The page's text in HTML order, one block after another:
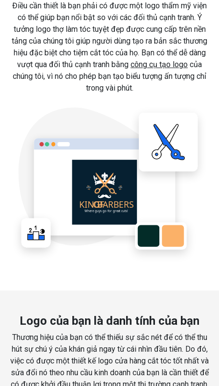
Điều cần thiết là bạn phải có được một logo thẩm mỹ viện
có thể giúp bạn nổi bật so với các đối thủ cạnh tranh. Ý
tưởng logo thợ làm tóc tuyệt đẹp được cung cấp trên nền
tảng của chúng tôi giúp người dùng tạo ra bản sắc thương
hiệu đặc biệt cho tiệm cắt tóc của họ. Bạn có thể dễ dàng
vượt qua đối thủ cạnh tranh bằng công cụ tạo logo của
chúng tôi, vì nó cho phép bạn tạo biểu tượng ấn tượng chỉ
trong vài phút.
Logo của bạn là danh tính của bạn
Thương hiệu của bạn có thể thiếu sự sắc nét để có thể thu
hút sự chú ý của khán giả ngay từ cái nhìn đầu tiên. Do đó,
việc có được một thiết kế logo cửa hàng cắt tóc tốt nhất và
sửa đổi nó theo nhu cầu kinh doanh của bạn là cần thiết để